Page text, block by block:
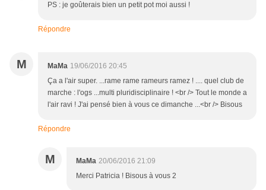
PS : je goûterais bien un petit pot moi aussi !
Répondre
M MaMa 19/06/2016 20:45
Ça a l'air super. ...rame rame rameurs ramez ! .... quel club de
marche : l'ogs ...multi pluridisciplinaire ! <br /> Tout le monde a
l'air ravi ! J'ai pensé bien à vous ce dimanche ...<br /> Bisous
Répondre
M MaMa 20/06/2016 21:09
Merci Patricia ! Bisous à vous 2